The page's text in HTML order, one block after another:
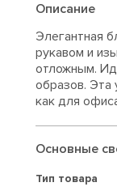
Описание
Элегантная
рукавом и
отложным.
образов. Эта
как для
Основные
Тип товара